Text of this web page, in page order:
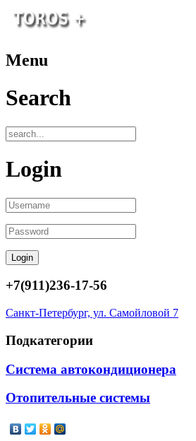
Menu
Search
Login
+7(911)236-17-56
Санкт-Петербург, ул. Самойловой 7
Подкатегории
Система автокондиционера
Отопительные системы